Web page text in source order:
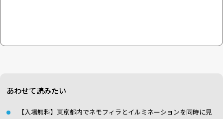
あわせて読みたい
【入場無料】東京都内でネモフィラとイルミネーションを同時に見